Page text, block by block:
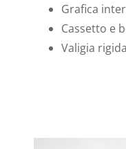
Grafica
Cassetto e
Valigia rigida